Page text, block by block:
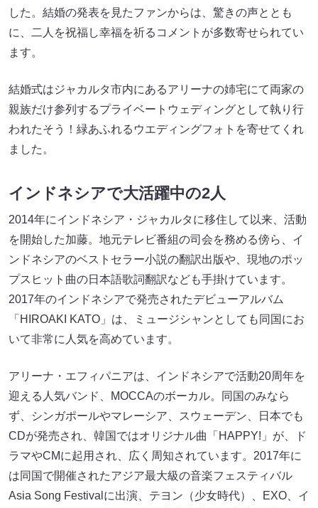
した。結婚の発表を見たファンからは、驚きの声ととも
に、二人を祝福し幸福を祈るコメントが多数寄せられてい
ます。
結婚式はジャカルタ市内にあるアリーナの姉宅にて両家の
親族だけ参列するプライベートウェディングとして執り行
われたそう！緑あふれるウエディングフォトを寄せてくれ
ました。
インドネシアで大活躍中の2人
2014年にインドネシア・ジャカルタに移住して以来、活動
を開始した加藤。地元テレビ番組の司会を務める傍ら、イ
ンドネシアのベストセラー小説の翻訳出版や、現地のポッ
プスヒット曲の日本語歌詞翻訳なども手掛けています。
2017年のインドネシアで発売されたデビューアルバム
「HIROAKI KATO」は、ミュージシャンとしても同国にお
いて非常に人気を高めています。
アリーナ・エフィパニアは、インドネシアで活動20周年を
迎える人気バンド、MOCCAのボーカル。同国のみなら
ず、シンガポールやマレーシア、スウェーデン、日本でも
CDが発売され、韓国ではオリジナル曲「HAPPY!」が、ド
ラマやCMに起用され、広く周知されています。2017年に
は同国で開催されたアジア最大級の音楽フェスティバル
Asia Song Festivalに出演、テヨン（少女時代）、EXO、イ